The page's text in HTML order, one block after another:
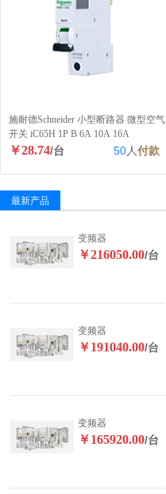
施耐德Schneider 小型断路器 微型空气
开关 iC65H 1P B 6A 10A 16A
￥28.74/台 50人付款
最新产品
变频器
￥216050.00/台
变频器
￥191040.00/台
变频器
￥165920.00/台